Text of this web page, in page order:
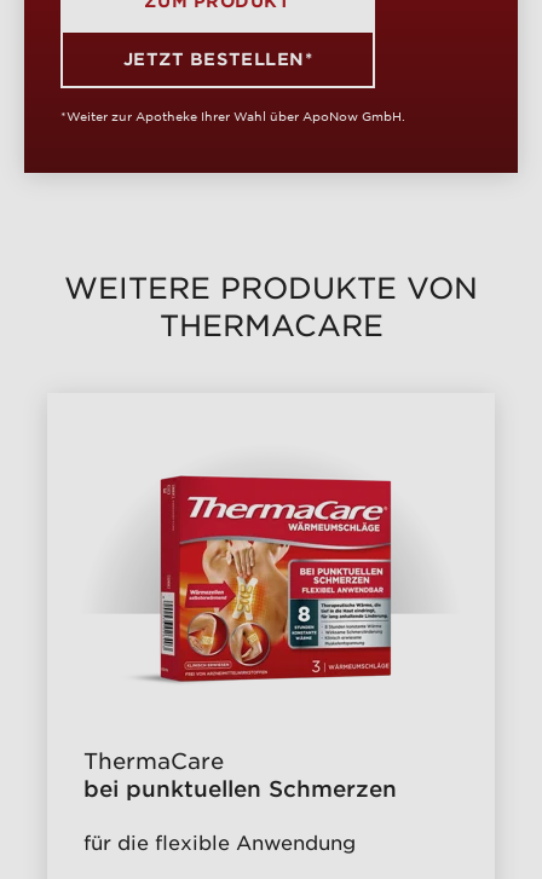
JETZT BESTELLEN*
*Weiter zur Apotheke Ihrer Wahl über ApoNow GmbH.
WEITERE PRODUKTE VON
THERMACARE
ThermaCare
bei punktuellen Schmerzen
für die flexible Anwendung